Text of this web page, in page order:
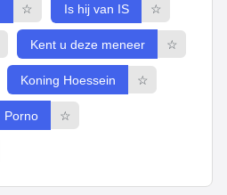
☆ Is hij van IS ☆
Kent u deze meneer ☆
Koning Hoessein ☆
Porno ☆